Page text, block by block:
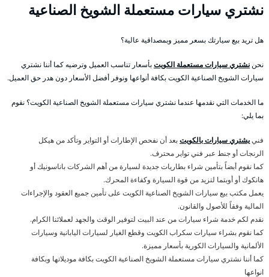
نشتري سيارات مستعملة الشويخ الصناعية
هل تريد بيع سيارتك بسعر مميز وبمصداقية عالية؟
نحننشتري سيارات مستعملة الكويتبأسعار تناسب العميل وترضيه كما أننا نشتري
سيارات الشويخ الصناعية الكويت بكافة أنواعها ونوفر أفضل الأسعار دون هدر حق العميل.
ما الخدمات التي نقدمها عندما نشتري سيارات مستعملة الشويخ الصناعية الكويت؟ نقوم
بما يلي:
فنييشتري سيارات بالكويتبعد أن نفحص الإطارات أو التواير وتأكد من هيكل
الرنجات أو جنط عبر فني تواير محترف.
كما نقوم أبضاً بتأمين شراء بطاريات جديدة لسيارة من أهم الشركات باناسونيك أو
هانكوك أو أوبتما لتزيد من قوة السيارة وكفاءة المحرك.
يعمل مكتب بيع سيارات الشويخ الصناعية الكويت على تأمين جميع العقود والإجراءات
المالية وفقاً للأصول والقانون.
نقدم لكم خدمة شراء سيارات من عند البيت لتوفير الوقت والجهد لعملائنا الكرام.
كما نقوم بشراء سيارات سكراب الكويت وقطع الغيار لسيارات اليابانية وسيارات
الألمانية والسيارات الكورية بأسعار مميزة.
كما أننا نشتري سيارات مستعملة الشويخ الصناعية الكويت بكافة موديلاتها وبكافة
انواعها